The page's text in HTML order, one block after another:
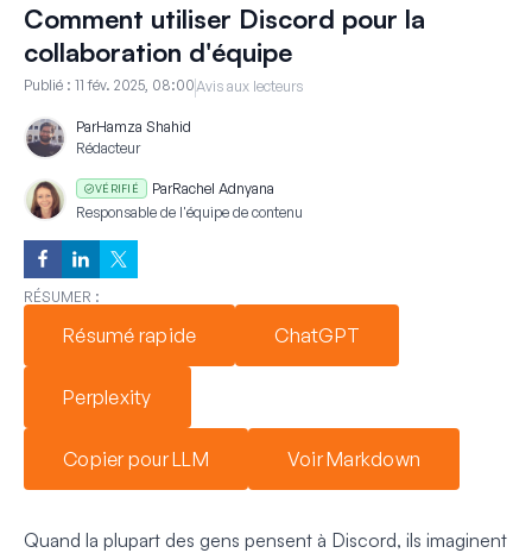
Comment utiliser Discord pour la
collaboration d'équipe
Publié : 11 fév. 2025, 08:00 Avis aux lecteurs
ParHamza Shahid
Rédacteur
VÉRIFIÉ ParRachel Adnyana
Responsable de l'équipe de contenu
RÉSUMER :
Résumé rapide ChatGPT
Perplexity
Copier pour LLM Voir Markdown
Quand la plupart des gens pensent à Discord, ils imaginent